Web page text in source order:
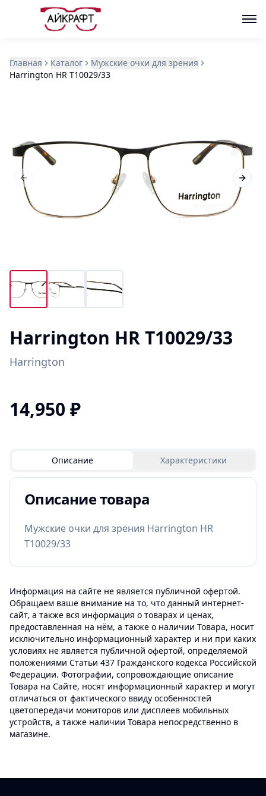
Главная Каталог
Мужские очки для зрения
Harrington HR T10029/33
Previous slide Next
Harrington HR T10029/33
Harrington
14,950 ₽
Описание Характеристики
Описание товара
Мужские очки для зрения Harrington HR
T10029/33
Информация на сайте не является публичной офертой.
Обращаем ваше внимание на то, что данный интернет-
сайт, а также вся информация о товарах и ценах,
предоставленная на нём, а также о наличии Товара, носит
исключительно информационный характер и ни при каких
условиях не является публичной офертой, определяемой
положениями Статьи 437 Гражданского кодекса Российской
Федерации. Фотографии, сопровождающие описание
Товара на Сайте, носят информационный характер и могут
отличаться от фактического ввиду особенностей
цветопередачи мониторов или дисплеев мобильных
устройств, а также наличии Товара непосредственно в
магазине.